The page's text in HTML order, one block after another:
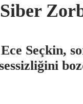
Ece Seçkin,